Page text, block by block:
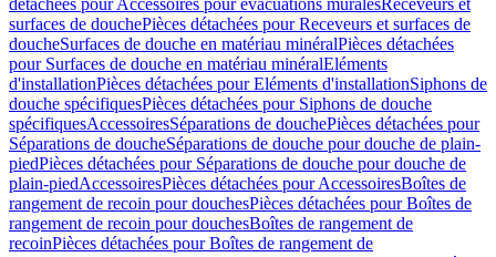
détachées pour Accessoires pour évacuations muralesReceveurs et
surfaces de douchePièces détachées pour Receveurs et surfaces de
doucheSurfaces de douche en matériau minéralPièces détachées
pour Surfaces de douche en matériau minéralEléments
d'installationPièces détachées pour Eléments d'installationSiphons de
douche spécifiquesPièces détachées pour Siphons de douche
spécifiquesAccessoiresSéparations de douchePièces détachées pour
Séparations de doucheSéparations de douche pour douche de plain-
piedPièces détachées pour Séparations de douche pour douche de
plain-piedAccessoiresPièces détachées pour AccessoiresBoîtes de
rangement de recoin pour douchesPièces détachées pour Boîtes de
rangement de recoin pour douchesBoîtes de rangement de
recoinPièces détachées pour Boîtes de rangement de